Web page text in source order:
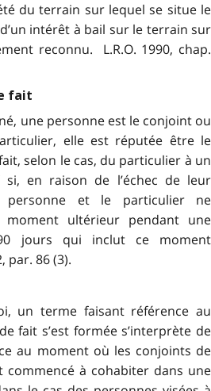
du terrain sur lequel se situe le
intérêt à bail sur le terrain sur
reconnu. L.R.O. 1990, chap.
fait
une personne est le conjoint ou
elle est réputée être le
selon le cas, du particulier à un
en raison de l’échec de leur
personne et le particulier ne
ultérieur pendant une
jours qui inclut ce moment
par. 86 (3).
un terme faisant référence au
fait s’est formée s’interprète de
au moment où les conjoints de
commencé à cohabiter dans une